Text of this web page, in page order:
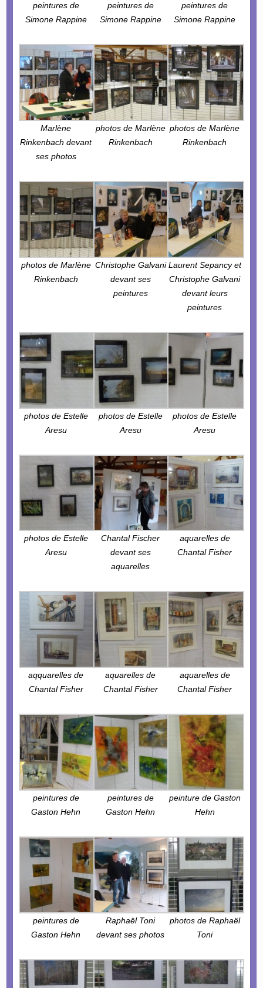
peintures de
Simone Rappine
peintures de
Simone Rappine
peintures de
Simone Rappine
Marlène
Rinkenbach devant
ses photos
photos de Marlène
Rinkenbach
photos de Marlène
Rinkenbach
photos de Marlène
Rinkenbach
Christophe Galvani
devant ses
peintures
Laurent Sepancy et
Christophe Galvani
devant leurs
peintures
photos de Estelle
Aresu
photos de Estelle
Aresu
photos de Estelle
Aresu
photos de Estelle
Aresu
Chantal Fischer
devant ses
aquarelles
aquarelles de
Chantal Fisher
aqquarelles de
Chantal Fisher
aquarelles de
Chantal Fisher
aquarelles de
Chantal Fisher
peintures de
Gaston Hehn
peintures de
Gaston Hehn
peinture de Gaston
Hehn
peintures de
Gaston Hehn
Raphaël Toni
devant ses photos
photos de Raphaël
Toni